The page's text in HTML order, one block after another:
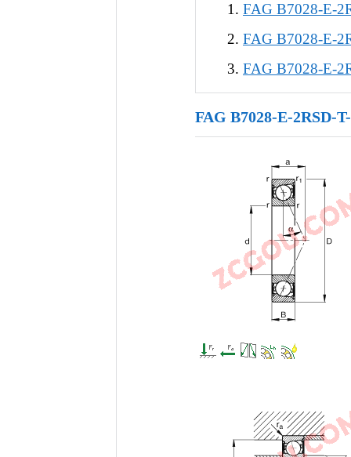
FAG B7028-E-
FAG B7028-E-
FAG B7028-E-
FAG B7028-E-2RSD-